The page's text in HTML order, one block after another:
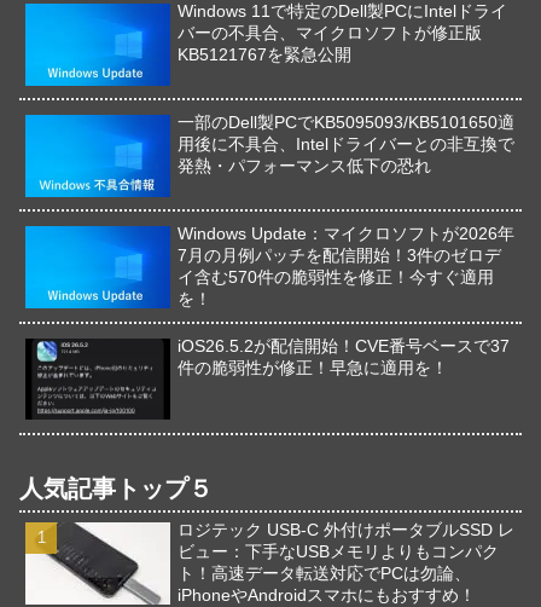
Windows 11で特定のDell製PCにIntelドライ
バーの不具合、マイクロソフトが修正版
KB5121767を緊急公開
一部のDell製PCでKB5095093/KB5101650適
用後に不具合、Intelドライバーとの非互換で
発熱・パフォーマンス低下の恐れ
Windows Update：マイクロソフトが2026年
7月の月例パッチを配信開始！3件のゼロデ
イ含む570件の脆弱性を修正！今すぐ適用
を！
iOS26.5.2が配信開始！CVE番号ベースで37
件の脆弱性が修正！早急に適用を！
人気記事トップ５
ロジテック USB-C 外付けポータブルSSD レ
ビュー：下手なUSBメモリよりもコンパク
ト！高速データ転送対応でPCは勿論、
iPhoneやAndroidスマホにもおすすめ！